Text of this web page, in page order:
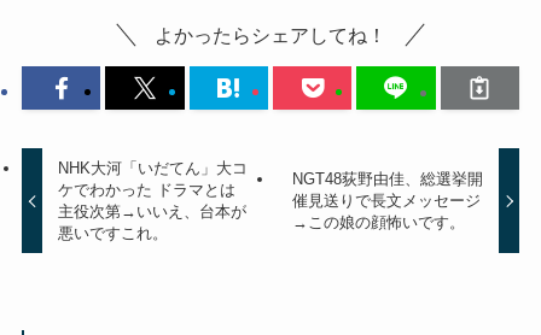
よかったらシェアしてね！
NHK大河「いだてん」大コ
ケでわかった ドラマとは
主役次第→いいえ、台本が
悪いですこれ。
NGT48荻野由佳、総選挙開
催見送りで長文メッセージ
→この娘の顔怖いです。